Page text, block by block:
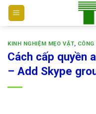
Bỏ
qua
dungKINH NGHIỆM MẸO VẶT,
Cách cấp quyền
– Add Skype